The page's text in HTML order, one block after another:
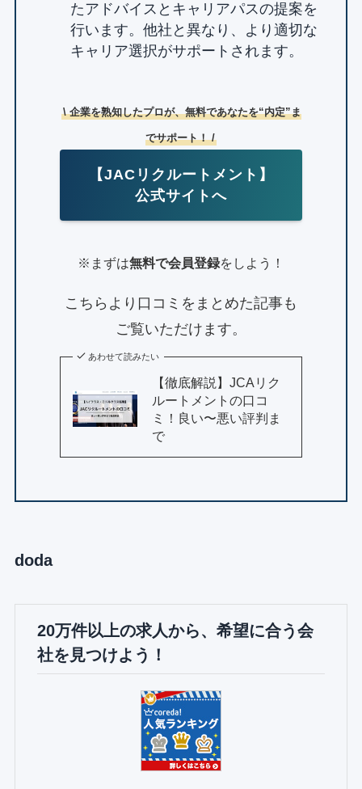
たアドバイスとキャリアパスの提案を
行います。他社と異なり、より適切な
キャリア選択がサポートされます。
\ 企業を熟知したプロが、無料であなたを“内定”ま
でサポート！ /
【JACリクルートメント】
公式サイトへ
※まずは無料で会員登録をしよう！
こちらより口コミをまとめた記事も
ご覧いただけます。
あわせて読みたい
【徹底解説】JCAリク
ルートメントの口コ
ミ！良い〜悪い評判ま
で
doda
20万件以上の求人から、希望に合う会
社を見つけよう！